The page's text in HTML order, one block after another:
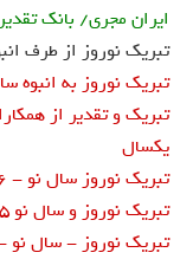
ایران مجری/ بانک
تبریک نوروز از طرف
تبریک نوروز به انبوه
تبریک و تقدیر از
یکسال
تبریک نوروز سال نو - 6
تبریک نوروز و سال نو 5
تبریک نوروز - سال نو -